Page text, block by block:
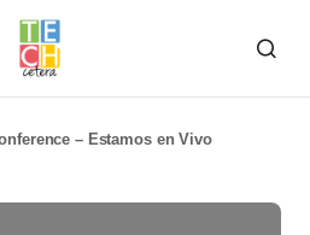
– Estamos en Vivo